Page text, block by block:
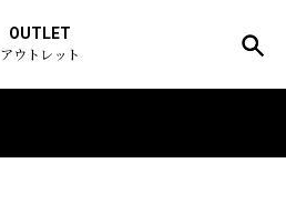
OUTLET
アウトレット